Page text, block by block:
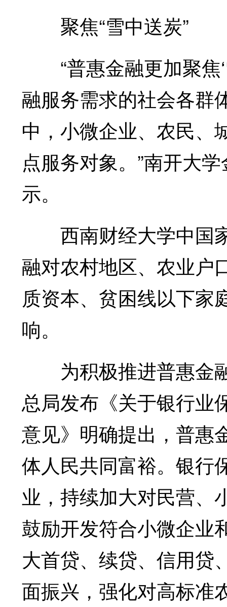
聚焦“雪中送炭”
“普惠金融更加聚焦‘
融服务需求的社会各群
中，小微企业、农民、
点服务对象。”南开大
示。
西南财经大学中国
融对农村地区、农业户
质资本、贫困线以下家
响。
为积极推进普惠金
总局发布《关于银行业
意见》明确提出，普惠
体人民共同富裕。银行
业，持续加大对民营、
鼓励开发符合小微企业
大首贷、续贷、信用贷
面振兴，强化对高标准